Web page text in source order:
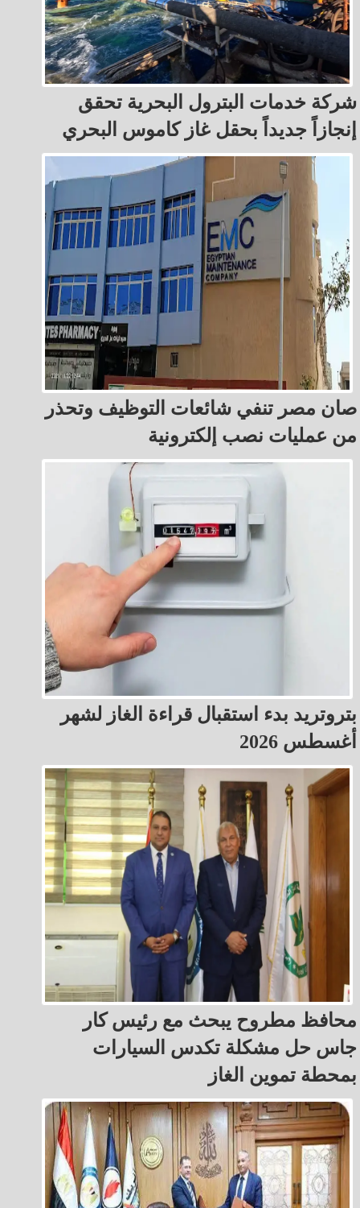
شركة خدمات البترول البحرية تحقق
إنجازاً جديداً بحقل غاز كاموس البحري
صان مصر تنفي شائعات التوظيف وتحذر
من عمليات نصب إلكترونية
بتروتريد بدء استقبال قراءة الغاز لشهر
أغسطس 2026
محافظ مطروح يبحث مع رئيس كار
جاس حل مشكلة تكدس السيارات
بمحطة تموين الغاز